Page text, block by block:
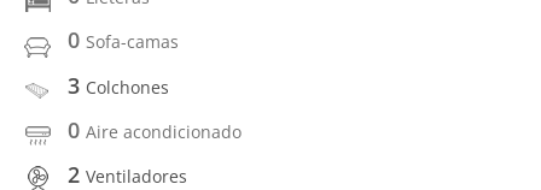
0 Sofa-camas
3 Colchones
0 Aire acondicionado
2 Ventiladores